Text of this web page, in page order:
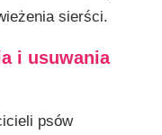
sierści.
i usuwania
psów